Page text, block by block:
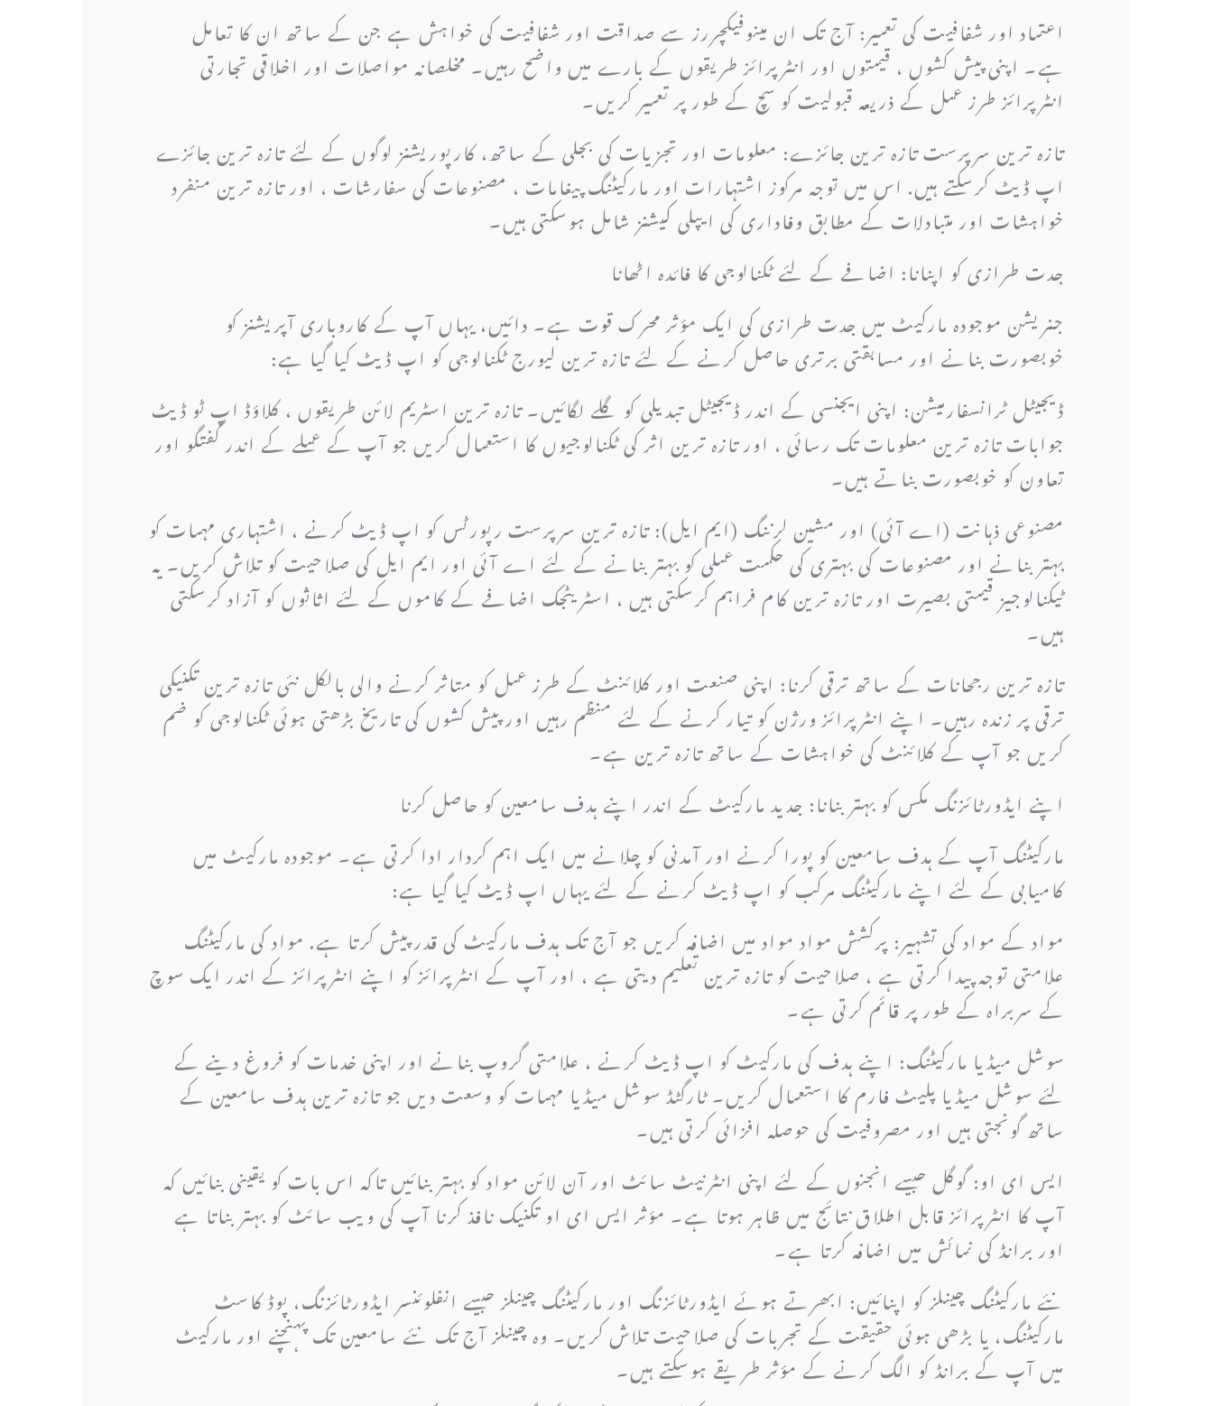
اعتماد اور شفافیت کی تعمیر: آج تک ان مینوفیکچررز سے صداقت اور شفافیت کی خواہش ہے جن کے ساتھ ان کا تعامل
ہے۔ اپنی پیش کشوں ، قیمتوں اور انٹرپرائز طریقوں کے بارے میں واضح رہیں۔ مخلصانہ مواصلات اور اخلاقی تجارتی
انٹرپرائز طرز عمل کے ذریعہ قبولیت کو سچ کے طور پر تعمیر کریں۔
تازہ ترین سرپرست تازہ ترین جائزے: معلومات اور تجزیات کی بجلی کے ساتھ، کارپوریشنز لوگوں کے لئے تازہ ترین جائزے
اپ ڈیٹ کرسکتے ہیں. اس میں توجہ مرکوز اشتہارات اور مارکیٹنگ پیغامات ، مصنوعات کی سفارشات ، اور تازہ ترین منفرد
خواہشات اور متبادلات کے مطابق وفاداری کی ایپلی کیشنز شامل ہوسکتی ہیں۔
جدت طرازی کو اپنانا: اضافے کے لئے ٹکنالوجی کا فائدہ اٹھانا
جنریشن موجودہ مارکیٹ میں جدت طرازی کی ایک مؤثر محرک قوت ہے۔ دائیں، یہاں آپ کے کاروباری آپریشنز کو
خوبصورت بنانے اور مسابقتی برتری حاصل کرنے کے لئے تازہ ترین لیورج ٹکنالوجی کو اپ ڈیٹ کیا گیا ہے:
ڈیجیٹل ٹرانسفارمیشن: اپنی ایجنسی کے اندر ڈیجیٹل تبدیلی کو گلے لگائیں۔ تازہ ترین اسٹریم لائن طریقوں ، کلاؤڈ اپ ٹو ڈیٹ
جوابات تازہ ترین معلومات تک رسائی ، اور تازہ ترین اثر کی ٹکنالوجیوں کا استعمال کریں جو آپ کے عملے کے اندر گفتگو اور
تعاون کو خوبصورت بناتے ہیں۔
مصنوعی ذہانت (اے آئی) اور مشین لرننگ (ایم ایل): تازہ ترین سرپرست رپورٹس کو اپ ڈیٹ کرنے ، اشتہاری مہمات کو
بہتر بنانے اور مصنوعات کی بہتری کی حکمت عملی کو بہتر بنانے کے لئے اے آئی اور ایم ایل کی صلاحیت کو تلاش کریں۔ یہ
ٹیکنالوجیز قیمتی بصیرت اور تازہ ترین کام فراہم کرسکتی ہیں ، اسٹریٹجک اضافے کے کاموں کے لئے اثاثوں کو آزاد کرسکتی
ہیں۔
تازہ ترین رجحانات کے ساتھ ترقی کرنا: اپنی صنعت اور کلائنٹ کے طرز عمل کو متاثر کرنے والی بالکل نئی تازہ ترین تکنیکی
ترقی پر زندہ رہیں۔ اپنے انٹرپرائز ورژن کو تیار کرنے کے لئے منظم رہیں اور پیش کشوں کی تاریخ بڑھتی ہوئی ٹکنالوجی کو ضم
کریں جو آپ کے کلائنٹ کی خواہشات کے ساتھ تازہ ترین ہے۔
اپنے ایڈورٹائزنگ مکس کو بہتر بنانا: جدید مارکیٹ کے اندر اپنے ہدف سامعین کو حاصل کرنا
مارکیٹنگ آپ کے ہدف سامعین کو پورا کرنے اور آمدنی کو چلانے میں ایک اہم کردار ادا کرتی ہے۔ موجودہ مارکیٹ میں
کامیابی کے لئے اپنے مارکیٹنگ مرکب کو اپ ڈیٹ کرنے کے لئے یہاں اپ ڈیٹ کیا گیا ہے:
مواد کے مواد کی تشہیر: پرکشش مواد مواد میں اضافہ کریں جو آج تک ہدف مارکیٹ کی قدر پیش کرتا ہے. مواد کی مارکیٹنگ
علامتی توجہ پیدا کرتی ہے ، صلاحیت کو تازہ ترین تعلیم دیتی ہے ، اور آپ کے انٹرپرائز کو اپنے انٹرپرائز کے اندر ایک سوچ
کے سربراہ کے طور پر قائم کرتی ہے۔
سوشل میڈیا مارکیٹنگ: اپنے ہدف کی مارکیٹ کو اپ ڈیٹ کرنے ، علامتی گروپ بنانے اور اپنی خدمات کو فروغ دینے کے
لئے سوشل میڈیا پلیٹ فارم کا استعمال کریں۔ ٹارگٹڈ سوشل میڈیا مہمات کو وسعت دیں جو تازہ ترین ہدف سامعین کے
ساتھ گونجتی ہیں اور مصروفیت کی حوصلہ افزائی کرتی ہیں۔
ایس ای او: گوگل جیسے انجنوں کے لئے اپنی انٹرنیٹ سائٹ اور آن لائن مواد کو بہتر بنائیں تاکہ اس بات کو یقینی بنائیں کہ
آپ کا انٹرپرائز قابل اطلاق نتائج میں ظاہر ہوتا ہے۔ مؤثر ایس ای او تکنیک نافذ کرنا آپ کی ویب سائٹ کو بہتر بناتا ہے
اور برانڈ کی نمائش میں اضافہ کرتا ہے۔
نئے مارکیٹنگ چینلز کو اپنائیں: ابھرتے ہوئے ایڈورٹائزنگ اور مارکیٹنگ چینلز جیسے انفلوئنسر ایڈورٹائزنگ، پوڈ کاسٹ
مارکیٹنگ، یا بڑھی ہوئی حقیقت کے تجربات کی صلاحیت تلاش کریں۔ وہ چینلز آج تک نئے سامعین تک پہنچنے اور مارکیٹ
میں آپ کے برانڈ کو الگ کرنے کے مؤثر طریقے ہوسکتے ہیں۔